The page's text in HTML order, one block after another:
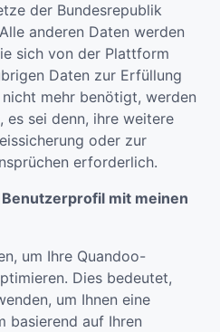
der Bundesrepublik
anderen Daten werden
sich von der Plattform
Daten zur Erfüllung
mehr benötigt, werden
es sei denn, ihre weitere
oder zur
erforderlich.
mit meinen
um Ihre Quandoo-
Dies bedeutet,
um Ihnen eine
basierend auf Ihren